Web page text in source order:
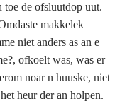
de ofsluutdop uut.
makkelek
niet anders as an e
ofkoelt was, was er
noar n huuske, niet
heur der an holpen.